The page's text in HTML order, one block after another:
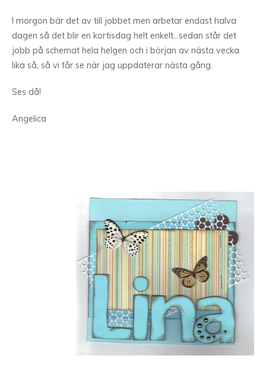
I morgon bär det av till jobbet men arbetar endast halva
dagen så det blir en kortisdag helt enkelt…sedan står det
jobb på schemat hela helgen och i början av nästa vecka
lika så, så vi får se när jag uppdaterar nästa gång.
Ses då!
Angelica